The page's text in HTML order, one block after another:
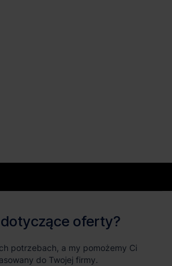
oferty?
potrzebach, a my pomożemy Ci
do Twojej firmy.